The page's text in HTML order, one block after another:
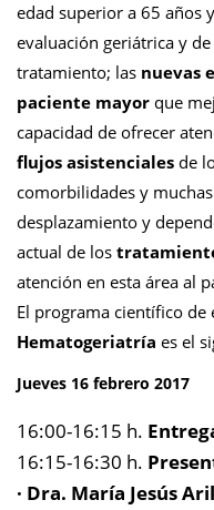
edad superior a 65 años
evaluación geriátrica y
tratamiento; las nuevas
paciente mayor que
capacidad de ofrecer
flujos asistenciales de
comorbilidades y
desplazamiento y
actual de los
atención en esta área al
El programa científico de
Hematogeriatría es el
Jueves 16 febrero 2017
16:00-16:15 h.
16:15-16:30 h.
· Dra. María Jesús